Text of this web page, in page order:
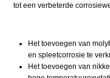
tot een verbeterde
Het toevoegen van
en spleetcorrosie te
Het toevoegen van